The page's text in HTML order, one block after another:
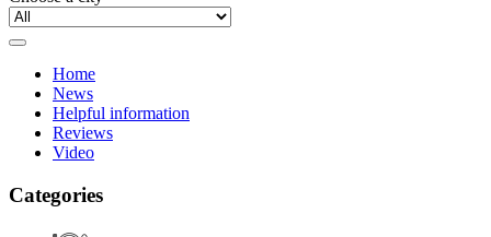
Home
News
Helpful information
Reviews
Video
Categories